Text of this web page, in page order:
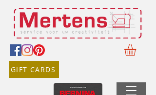
GIFT CARDS